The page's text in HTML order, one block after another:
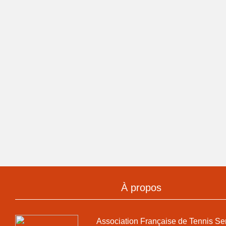
À propos
Association Française de Tennis